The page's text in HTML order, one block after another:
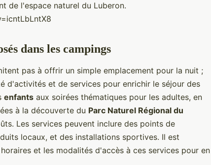
de l'espace naturel du Luberon.
dans les campings
pas à offrir un simple emplacement pour la nuit ;
d'activités et de services pour enrichir le séjour des
enfants aux soirées thématiques pour les adultes, en
à la découverte du Parc Naturel Régional du
Les services peuvent inclure des points de
locaux, et des installations sportives. Il est
et les modalités d'accès à ces services pour en